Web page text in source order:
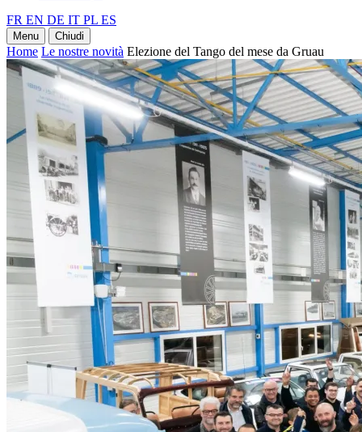
FR EN DE IT PL ES
Menu Chiudi
Home Le nostre novità Elezione del Tango del mese da Gruau